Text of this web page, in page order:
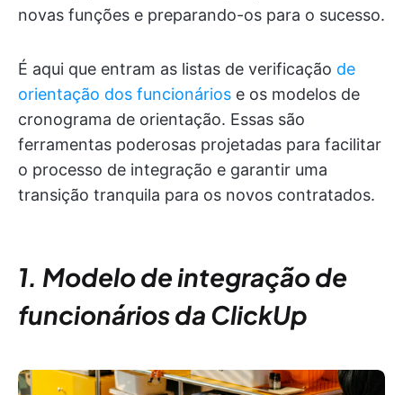
novas funções e preparando-os para o sucesso.
É aqui que entram as listas de verificação de
orientação dos funcionários e os modelos de
cronograma de orientação. Essas são
ferramentas poderosas projetadas para facilitar
o processo de integração e garantir uma
transição tranquila para os novos contratados.
1. Modelo de integração de
funcionários da ClickUp